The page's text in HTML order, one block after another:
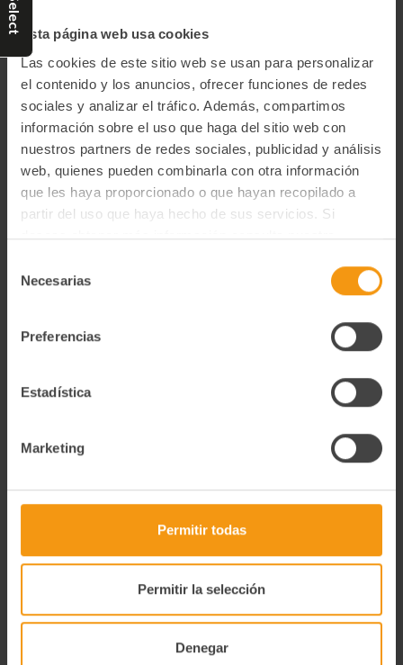
Esta página web usa cookies
Las cookies de este sitio web se usan para personalizar
el contenido y los anuncios, ofrecer funciones de redes
sociales y analizar el tráfico. Además, compartimos
información sobre el uso que haga del sitio web con
nuestros partners de redes sociales, publicidad y análisis
web, quienes pueden combinarla con otra información
que les haya proporcionado o que hayan recopilado a
partir del uso que haya hecho de sus servicios. Si
deseas obtener más información consulta nuestra
Necesarias
Preferencias
Estadística
Marketing
Permitir todas
Permitir la selección
Denegar
limpieza manual, los filetes se conservan en aceite de oliva para
potenciar su textura firme, su carne jugosa y su intenso sabor.
Perfectas para disfrutar sobre pan, en ensaladas, pintxos,
aperitivos o como ingrediente estrella de recetas gourmet.
Características destacadas
Elaboradas con anchoas del mar Cantábrico.
Filetes seleccionados y limpiados a mano.
Conservadas en aceite de oliva.
Textura firme y sabor intenso.
Listas para consumir.
Ideal para comer sola o acompañada de queso fresco, como
proponemos combinar la anchoa con queso fresco y servirla
crépe recién hecha o coronando una mini pizza con queso
gruyere, tomate y albahaca fresca. Conservar en frío
después de abierto. Mantiene su caducidad siempre que se